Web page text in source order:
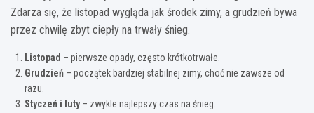
Zdarza się, że listopad wygląda jak środek zimy, a grudzień bywa
przez chwilę zbyt ciepły na trwały śnieg.
Listopad – pierwsze opady, często krótkotrwałe.
Grudzień – początek bardziej stabilnej zimy, choć nie zawsze od
razu.
Styczeń i luty– zwykle najlepszy czas na śnieg.